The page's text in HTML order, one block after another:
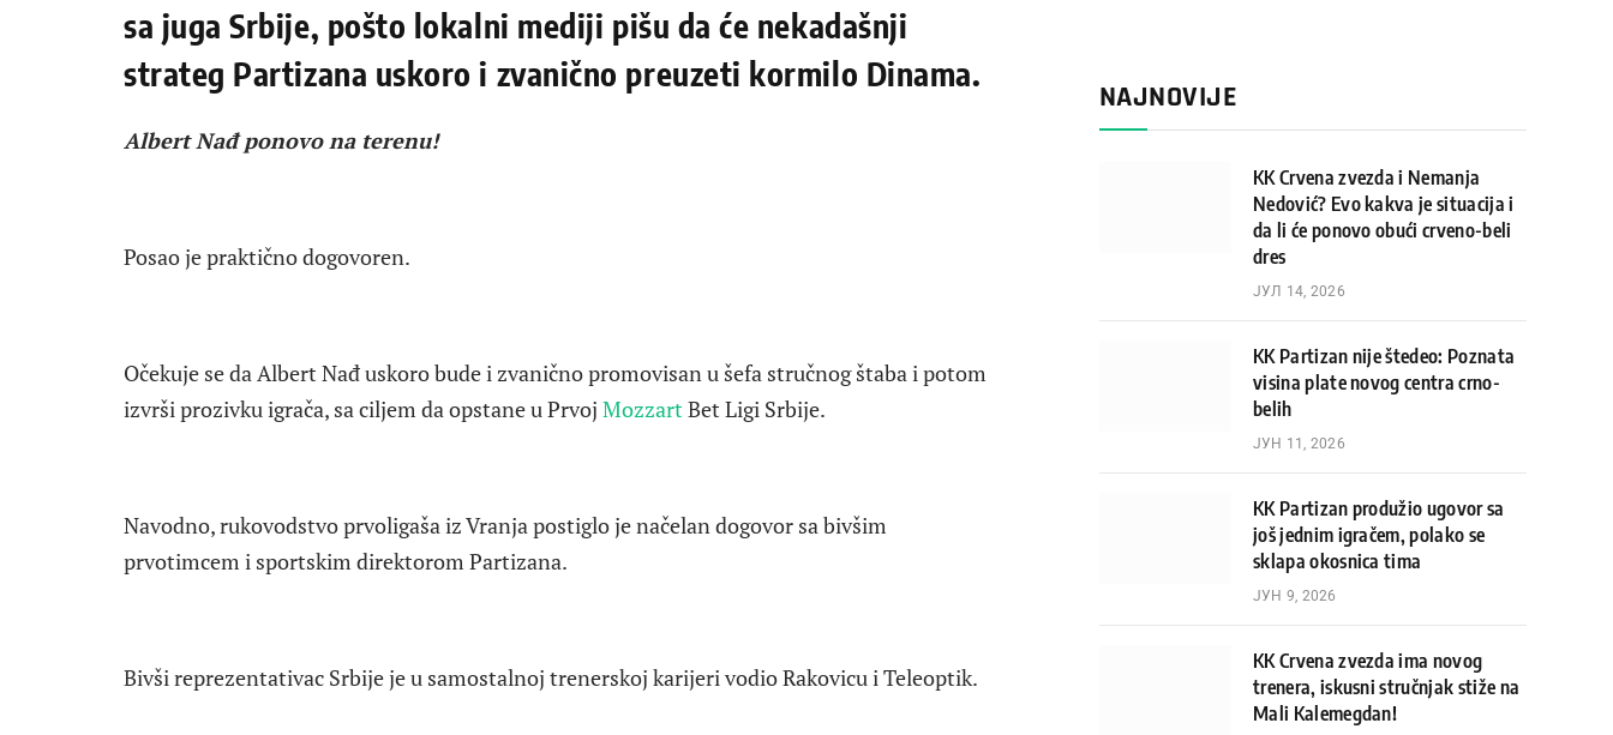
sa juga Srbije, pošto lokalni mediji pišu da će nekadašnji
strateg Partizana uskoro i zvanično preuzeti kormilo Dinama.
Albert Nađ ponovo na terenu!
Posao je praktično dogovoren.
Očekuje se da Albert Nađ uskoro bude i zvanično promovisan u šefa stručnog štaba i potom
izvrši prozivku igrača, sa ciljem da opstane u Prvoj MozzartBet Ligi Srbije.
Navodno, rukovodstvo prvoligaša iz Vranja postiglo je načelan dogovor sa bivšim
prvotimcem i sportskim direktorom Partizana.
Bivši reprezentativac Srbije je u samostalnoj trenerskoj karijeri vodio Rakovicu i Teleoptik.
NAJNOVIJE
KK Crvena zvezda i Nemanja
Nedović? Evo kakva je situacija i
da li će ponovo obući crveno-beli
dres
ЈУЛ 14, 2026
KK Partizan nije štedeo: Poznata
visina plate novog centra crno-
belih
ЈУН 11, 2026
KK Partizan produžio ugovor sa
još jednim igračem, polako se
sklapa okosnica tima
ЈУН 9, 2026
KK Crvena zvezda ima novog
trenera, iskusni stručnjak stiže na
Mali Kalemegdan!